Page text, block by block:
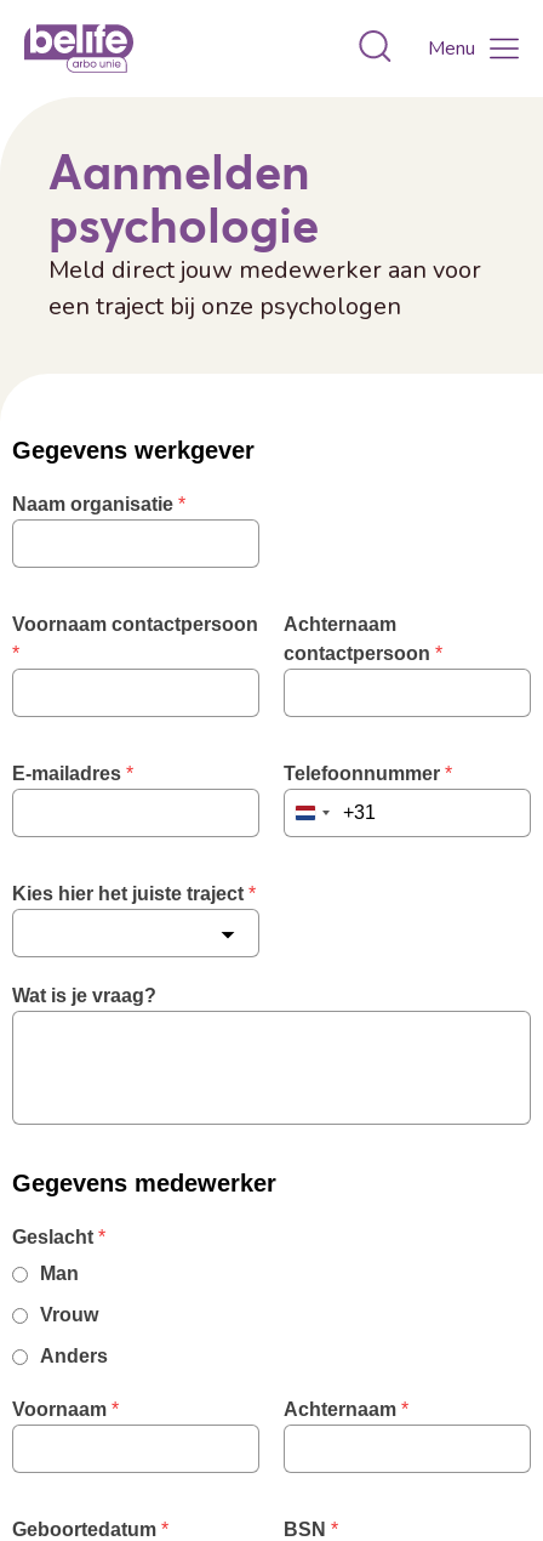
Toggle
Menu
Aanmelden
psychologie
Meld direct jouw medewerker aan voor
een traject bij onze psychologen
Gegevens werkgever
Naam organisatie *
Voornaam contactpersoon
*
Achternaam
contactpersoon *
E-mailadres * Telefoonnummer *
Netherlands
Kies hier het juiste traject *
Wat is je vraag?
Gegevens medewerker
Geslacht, *
Man
Vrouw
Anders
Voornaam * Achternaam *
Geboortedatum * BSN *